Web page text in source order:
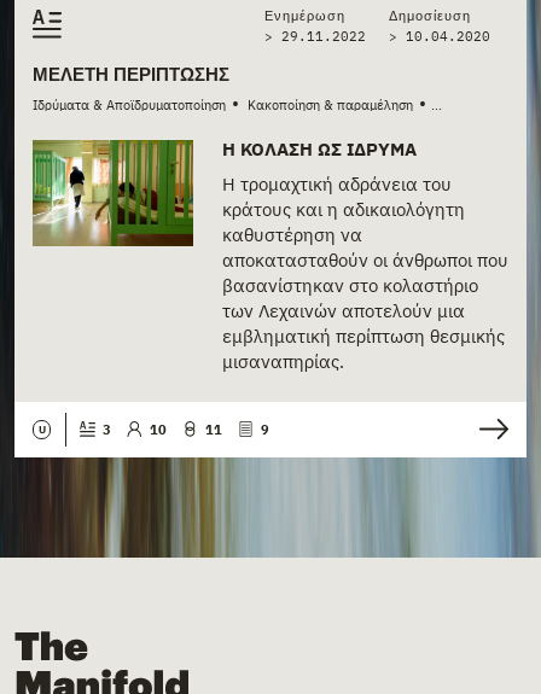
ΜΕΛΈΤΗ ΠΕΡΊΠΤΩΣΗΣ
Ιδρύματα & Αποϊδρυματοποίηση • Κακοποίηση & παραμέληση • ...
Ενημέρωση
> 29.11.2022
Δημοσίευση
> 10.04.2020
Η ΚΌΛΑΣΗ ΩΣ ΊΔΡΥΜΑ
Η τρομαχτική αδράνεια του
κράτους και η αδικαιολόγητη
καθυστέρηση να
αποκατασταθούν οι άνθρωποι που
βασανίστηκαν στο κολαστήριο
των Λεχαινών αποτελούν μια
εμβληματική περίπτωση θεσμικής
μισαναπηρίας.
U 3 10 11 9
The Manifold Files